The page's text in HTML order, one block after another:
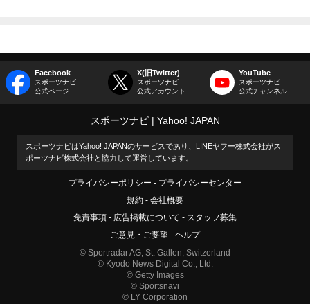
Facebook
スポーツナビ
公式ページ
X(旧Twitter)
スポーツナビ
公式アカウント
YouTube
スポーツナビ
公式チャンネル
スポーツナビ Yahoo! JAPAN
スポーツナビはYahoo! JAPANのサービスであり、LINEヤフー株式会社がス
ポーツナビ株式会社と協力して運営しています。
プライバシーポリシー
プライバシーセンター
規約
会社概要
免責事項
広告掲載について
スタッフ募集
ご意見・ご要望
ヘルプ
© Sportradar AG, St. Gallen, Switzerland
© Kyodo News Digital Co., Ltd.
© Getty Images
© Sportsnavi
© LY Corporation